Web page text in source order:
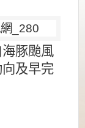
豚颱風
及早完